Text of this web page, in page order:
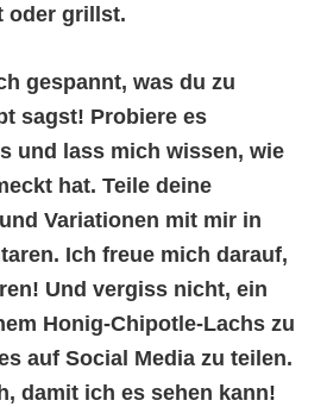
oder grillst.
gespannt, was du zu
sagst! Probiere es
und lass mich wissen, wie
hat. Teile deine
Variationen mit mir in
Ich freue mich darauf,
Und vergiss nicht, ein
Honig-Chipotle-Lachs zu
auf Social Media zu teilen.
damit ich es sehen kann!